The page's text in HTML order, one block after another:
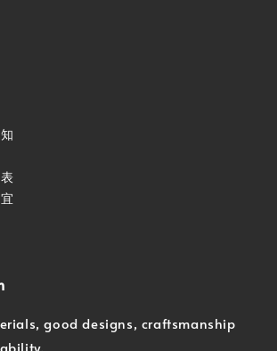
good designs, craftsmanship